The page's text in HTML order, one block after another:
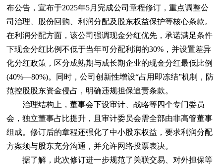
布公告，宣布于2025年5月完成公司章程修订，重点调整公
司治理、股份回购、利润分配及股东权益保护等核心条款。
在利润分配方面，该公司强调现金分红优先，承诺满足条件
下现金分红比例不低于当年可分配利润的30%，并设置差异
化分红政策，区分成熟期与成长期企业的现金分红最低比例
(40%—80%)。同时，公司创新性增设“占用即冻结”机制，防
范控股股东资金侵占，明确违规担保追责条款。
治理结构上，董事会下设审计、战略等四个专门委员
会，独立董事占比提升，且审计委员会需全部由非高管董事
组成。修订后的章程还强化了中小股东权益，要求利润分配
方案须与股东充分沟通，并允许网络投票表决。
据了解，此次修订进一步规范了关联交易、对外担保等